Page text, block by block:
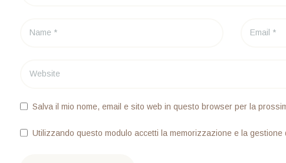
Salva il mio nome, email e sito web in questo browser per la
Utilizzando questo modulo accetti la memorizzazione e la